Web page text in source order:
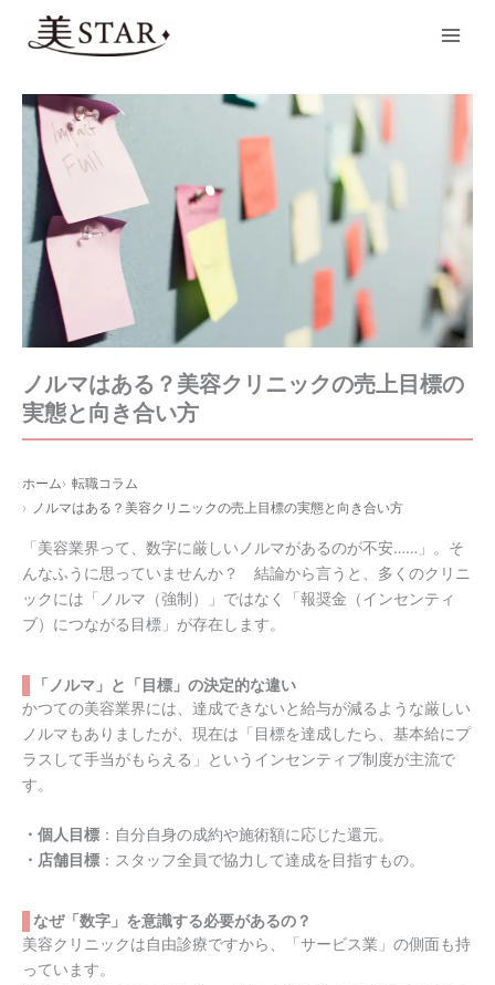
ノルマはある？美容クリニックの売上目標の
実態と向き合い方
ホーム
転職コラム
ノルマはある？美容クリニックの売上目標の実態と向き合い方
「美容業界って、数字に厳しいノルマがあるのが不安……」。そ
んなふうに思っていませんか？ 結論から言うと、多くのクリニ
ックには「ノルマ（強制）」ではなく「報奨金（インセンティ
ブ）につながる目標」が存在します。
「ノルマ」と「目標」の決定的な違い
かつての美容業界には、達成できないと給与が減るような厳しい
ノルマもありましたが、現在は「目標を達成したら、基本給にプ
ラスして手当がもらえる」というインセンティブ制度が主流で
す。
・個人目標 ：自分自身の成約や施術額に応じた還元。
・店舗目標 ：スタッフ全員で協力して達成を目指すもの。
なぜ「数字」を意識する必要があるの？
美容クリニックは自由診療ですから、「サービス業」の側面も持
っています。